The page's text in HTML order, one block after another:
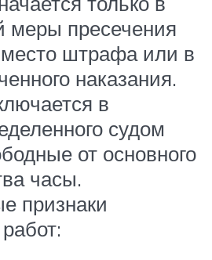
меры пресечения
штрафа или в
наказания.
в
судом
от основного
часы.
признаки